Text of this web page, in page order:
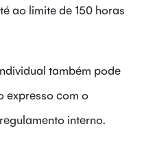
ao limite de 150 horas
também pode
expresso com o
interno.